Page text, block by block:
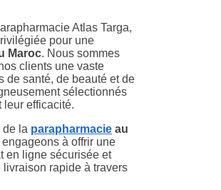
Atlas Targa,
pour une
Maroc. Nous sommes
clients une vaste
de santé, de beauté et de
sélectionnés
leur efficacité.
de la parapharmacie au
à offrir une
en ligne sécurisée et
livraison rapide à travers